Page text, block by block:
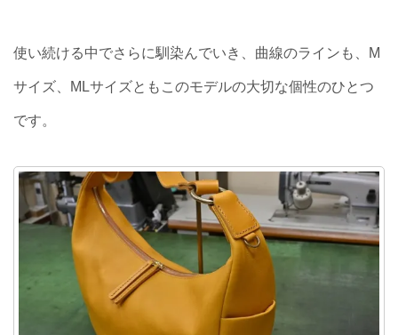
使い続ける中でさらに馴染んでいき、曲線のラインも、M
サイズ、MLサイズともこのモデルの大切な個性のひとつ
です。